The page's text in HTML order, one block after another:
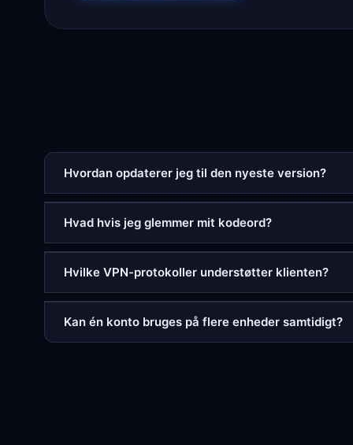
Hvordan opdaterer jeg til den nyeste version?
Hvad hvis jeg glemmer mit kodeord?
Hvilke VPN-protokoller understøtter klienten?
Kan én konto bruges på flere enheder samtidigt?